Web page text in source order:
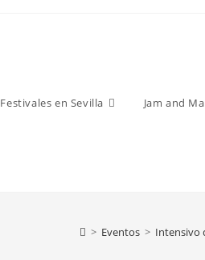
Festivales en Sevilla Jam and
> Eventos > Intensivo